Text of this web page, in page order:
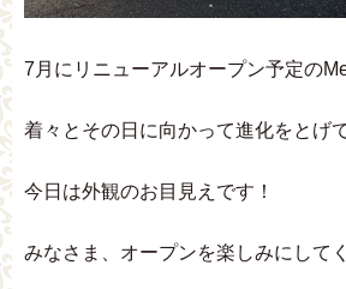
7月にリニューアルオープン予定の
着々とその日に向かって進化をとげ
今日は外観のお目見えです！
みなさま、オープンを楽しみにして